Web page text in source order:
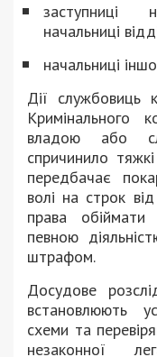
заступниці
начальниці
начальниці
Дії службовиць
Кримінального
владою або
спричинило
передбачає
волі на строк
права
певною
штрафом.
Досудове
встановлюють
схеми та
незаконної